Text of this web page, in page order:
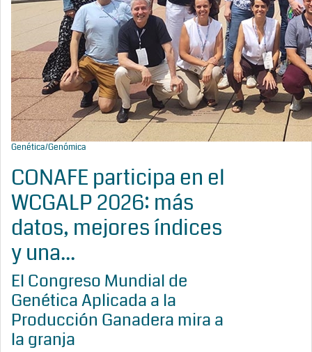
Genética/Genómica
CONAFE participa en el
WCGALP 2026: más
datos, mejores índices
y una...
El Congreso Mundial de
Genética Aplicada a la
Producción Ganadera mira a
la granja